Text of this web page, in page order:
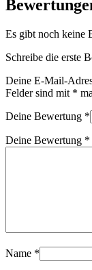
Es gibt noch keine
Schreibe die erste
Deine E-Mail-
Felder sind mit *
Deine Bewertung *
Deine Bewertung *
Name *